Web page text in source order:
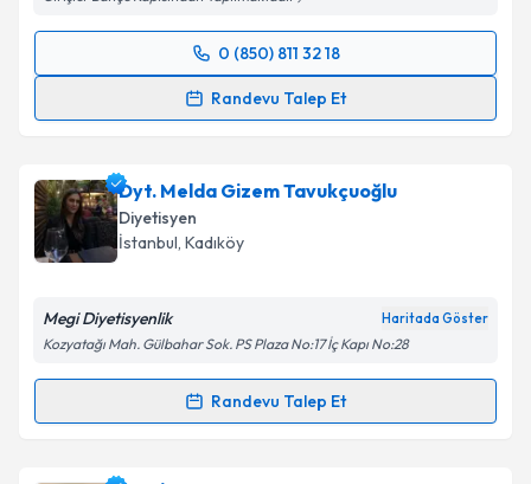
0 (850) 811 32 18
Randevu Talep Et
Randevu Takvimi Talebi
için bir takvim hazırlandığında e-posta ile
bilgilendireceğiz.
E-posta Adresiniz
Kişisel verilerimin işlenmesine ilişkinAydınlatma
'ni okudum ve kişisel verilerimin belirtilen
kapsamda işlenmesini kabul ediyorum.
Dyt. Melda Gizem Tavukçuoğlu
Diyetisyen
İstanbul, Kadıköy
Megi Diyetisyenlik Haritada Göster
Kozyatağı Mah. Gülbahar Sok. PS Plaza No:17 İç Kapı No:28
Randevu Talep Et
Randevu Takvimi Talebi